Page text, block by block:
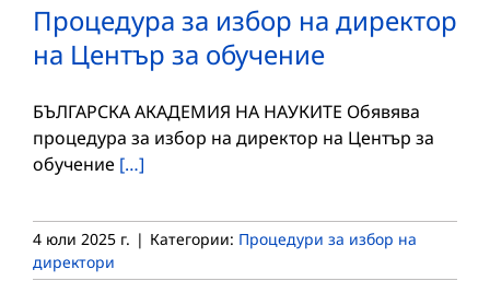
Процедура за избор на директор
на Център за обучение
БЪЛГАРСКА АКАДЕМИЯ НА НАУКИТЕ Обявява
процедура за избор на директор на Център за
обучение […]
4 юли 2025 г. | Категории: Процедури за избор на
директори